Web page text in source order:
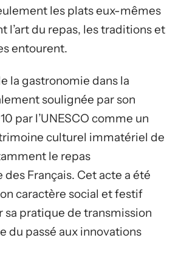
les plats eux-mêmes
l’art du repas, les traditions et
entourent.
la gastronomie dans la
soulignée par son
par l’UNESCO comme un
culturel immatériel de
le repas
Français. Cet acte a été
caractère social et festif
sa pratique de transmission
du passé aux innovations